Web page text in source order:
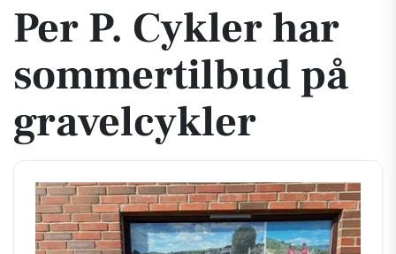
Per P. Cykler har
sommertilbud på
gravelcykler